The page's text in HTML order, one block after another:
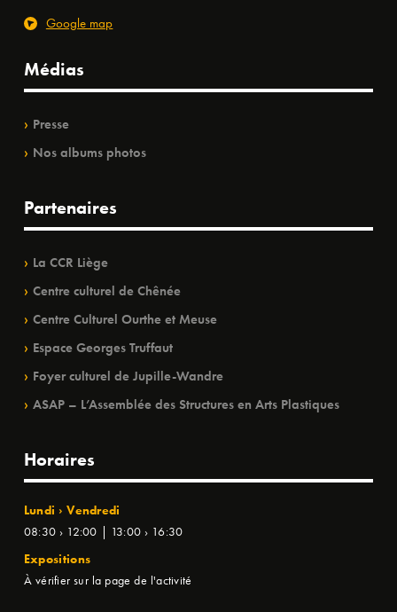
Google map
Médias
Presse
Nos albums photos
Partenaires
La CCR Liège
Centre culturel de Chênée
Centre Culturel Ourthe et Meuse
Espace Georges Truffaut
Foyer culturel de Jupille-Wandre
ASAP – L’Assemblée des Structures en Arts Plastiques
Horaires
Lundi › Vendredi
08:30 › 12:00 | 13:00 › 16:30
Expositions
À vérifier sur la page de l'activité